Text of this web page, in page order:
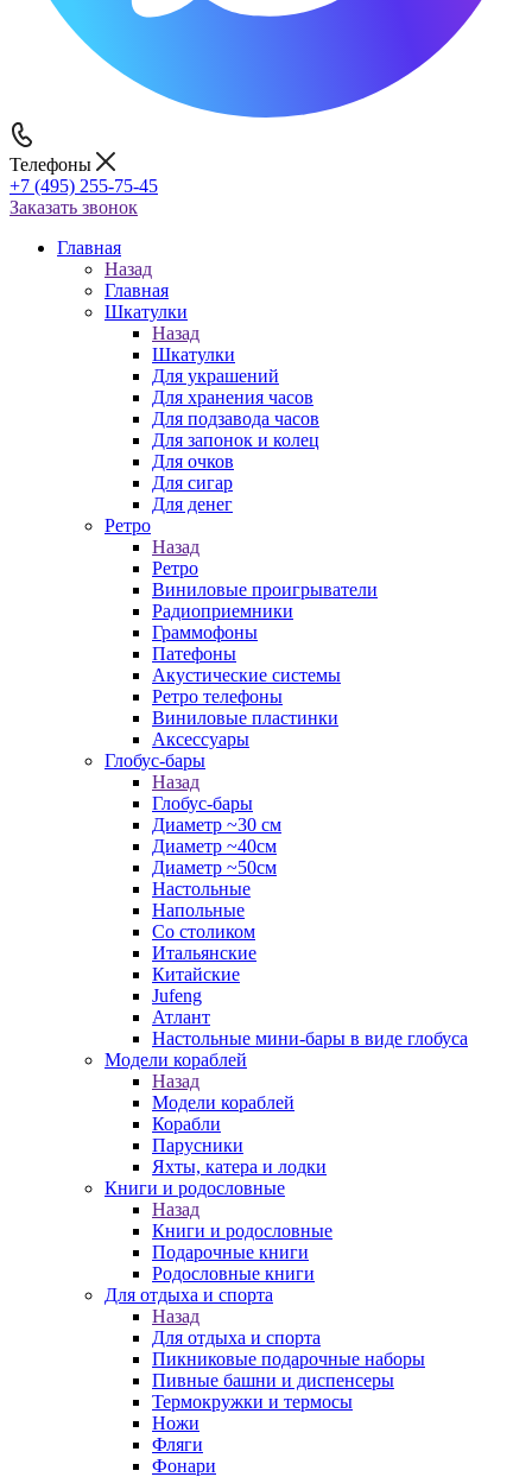
Телефоны
+7 (495) 255-75-45
Заказать звонок
Главная
Назад
Главная
Шкатулки
Назад
Шкатулки
Для украшений
Для хранения часов
Для подзавода часов
Для запонок и колец
Для очков
Для сигар
Для денег
Ретро
Назад
Ретро
Виниловые проигрыватели
Радиоприемники
Граммофоны
Патефоны
Акустические системы
Ретро телефоны
Виниловые пластинки
Аксессуары
Глобус-бары
Назад
Глобус-бары
Диаметр ~30 см
Диаметр ~40см
Диаметр ~50см
Настольные
Напольные
Со столиком
Итальянские
Китайские
Jufeng
Атлант
Настольные мини-бары в виде глобуса
Модели кораблей
Назад
Модели кораблей
Корабли
Парусники
Яхты, катера и лодки
Книги и родословные
Назад
Книги и родословные
Подарочные книги
Родословные книги
Для отдыха и спорта
Назад
Для отдыха и спорта
Пикниковые подарочные наборы
Пивные башни и диспенсеры
Термокружки и термосы
Ножи
Фляги
Фонари